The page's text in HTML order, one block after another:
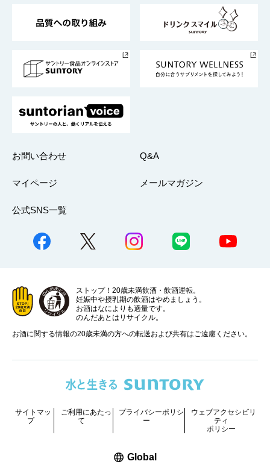
採用情報
お問い合わせ Q&A
マイページ メールマガジン
公式SNS一覧
ストップ！20歳未満飲酒・飲酒運転。
妊娠中や授乳期の飲酒はやめましょう。
お酒はなによりも適量です。
のんだあとはリサイクル。
お酒に関する情報の20歳未満の方への転送および共有はご遠慮ください。
サイトマッ
プ
ご利用にあたっ
て
プライバシーポリシ
ー
ウェブアクセシビリ
ティ
ポリシー
Global新しいウィンドウで開く